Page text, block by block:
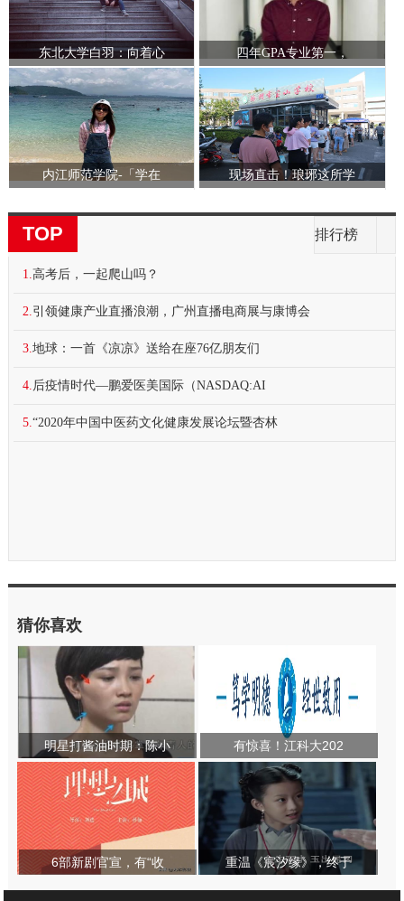
东北大学白羽：向着心 四年GPA专业第一，
内江师范学院-「学在 现场直击！琅琊这所学
TOP 排行榜
1. 高考后，一起爬山吗？
2. 引领健康产业直播浪潮，广州直播电商展与康博会
3. 地球：一首《凉凉》送给在座76亿朋友们
4. 后疫情时代—鹏爱医美国际（NASDAQ:AI
5. “2020年中国中医药文化健康发展论坛暨杏林
猜你喜欢
明星打酱油时期：陈小 有惊喜！江科大202
6部新剧官宣，有“收 重温《宸汐缘》，终于